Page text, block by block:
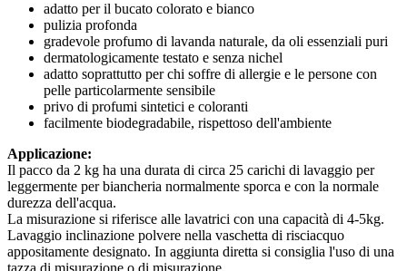
adatto per il bucato colorato e bianco
pulizia profonda
gradevole profumo di lavanda naturale, da oli essenziali puri
dermatologicamente testato e senza nichel
adatto soprattutto per chi soffre di allergie e le persone con
pelle particolarmente sensibile
privo di profumi sintetici e coloranti
facilmente biodegradabile, rispettoso dell'ambiente
Applicazione:
Il pacco da 2 kg ha una durata di circa 25 carichi di lavaggio per
leggermente per biancheria normalmente sporca e con la normale
durezza dell'acqua.
La misurazione si riferisce alle lavatrici con una capacità di 4-5kg.
Lavaggio inclinazione polvere nella vaschetta di risciacquo
appositamente designato. In aggiunta diretta si consiglia l'uso di una
tazza di misurazione o di misurazione.